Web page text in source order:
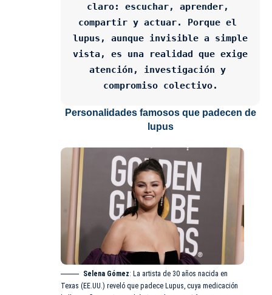
claro: escuchar, aprender,
compartir y actuar. Porque el
lupus, aunque invisible a simple
vista, es una realidad que exige
atención, investigación y
compromiso colectivo.
Personalidades famosos que padecen de
lupus
Selena Gómez: La artista de 30 años nacida en
Texas (EE.UU.) reveló que padece Lupus, cuya medicación